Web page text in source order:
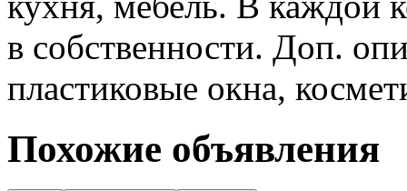
в собственности. Доп.
пластиковые окна,
Похожие объявления